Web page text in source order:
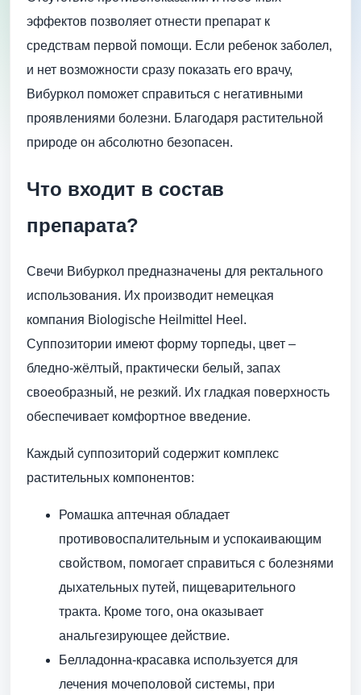
эффектов позволяет отнести препарат к
средствам первой помощи. Если ребенок заболел,
и нет возможности сразу показать его врачу,
Вибуркол поможет справиться с негативными
проявлениями болезни. Благодаря растительной
природе он абсолютно безопасен.
Что входит в состав
препарата?
Свечи Вибуркол предназначены для ректального
использования. Их производит немецкая
компания Biologische Heilmittel Heel.
Суппозитории имеют форму торпеды, цвет –
бледно-жёлтый, практически белый, запах
своеобразный, не резкий. Их гладкая поверхность
обеспечивает комфортное введение.
Каждый суппозиторий содержит комплекс
растительных компонентов:
Ромашка аптечная обладает
противовоспалительным и успокаивающим
свойством, помогает справиться с болезнями
дыхательных путей, пищеварительного
тракта. Кроме того, она оказывает
анальгезирующее действие.
Белладонна-красавка используется для
лечения мочеполовой системы, при